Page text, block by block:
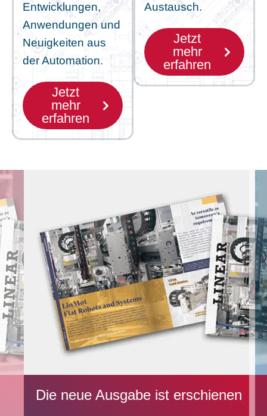
Entwicklungen,
Anwendungen und
Neuigkeiten aus
der Automation.
Jetzt
mehr
erfahren
Austausch.
Jetzt
mehr
erfahren
Die neue Ausgabe ist erschienen